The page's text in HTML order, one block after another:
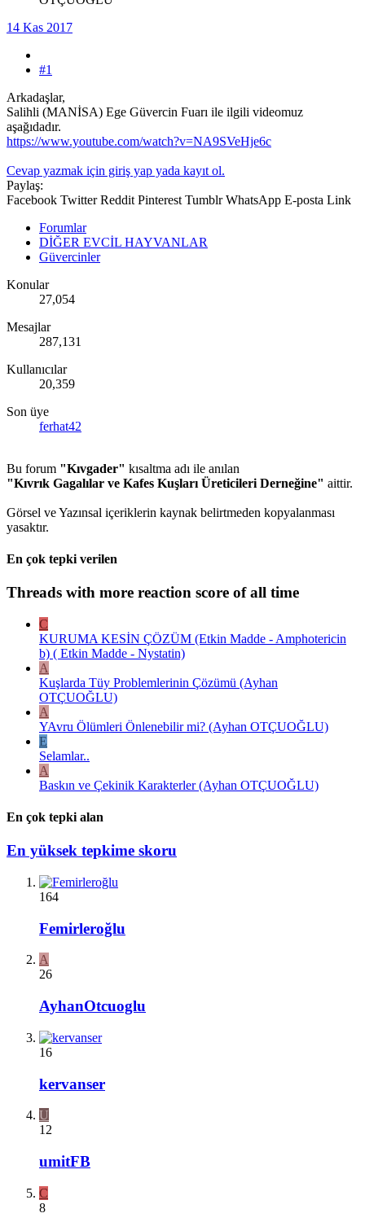
14 Kas 2017
#1
Arkadaşlar,
Salihli (MANİSA) Ege Güvercin Fuarı ile ilgili videomuz
aşağıdadır.
https://www.youtube.com/watch?v=NA9SVeHje6c
Cevap yazmak için giriş yap yada kayıt ol.
Paylaş:
Facebook Twitter Reddit Pinterest Tumblr WhatsApp E-posta Link
Forumlar
DİĞER EVCİL HAYVANLAR
Güvercinler
Konular
27,054
Mesajlar
287,131
Kullanıcılar
20,359
Son üye
ferhat42
Bu forum "Kıvgader" kısaltma adı ile anılan
"Kıvrık Gagalılar ve Kafes Kuşları Üreticileri Derneğine" aittir.
Görsel ve Yazınsal içeriklerin kaynak belirtmeden kopyalanması
yasaktır.
En çok tepki verilen
Threads with more reaction score of all time
C
KURUMA KESİN ÇÖZÜM (Etkin Madde - Amphotericin
b) ( Etkin Madde - Nystatin)
A
Kuşlarda Tüy Problemlerinin Çözümü (Ayhan
OTÇUOĞLU)
A
YAvru Ölümleri Önlenebilir mi? (Ayhan OTÇUOĞLU)
E
Selamlar..
A
Baskın ve Çekinik Karakterler (Ayhan OTÇUOĞLU)
En çok tepki alan
En yüksek tepkime skoru
164
Femirleroğlu
A
26
AyhanOtcuoglu
16
kervanser
U
12
umitFB
C
8